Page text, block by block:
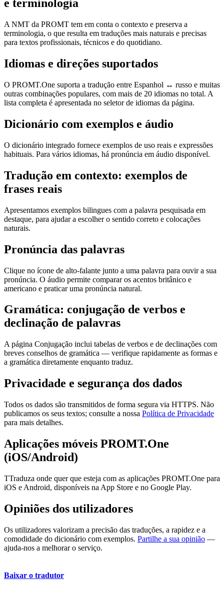
e terminologia
A NMT da PROMT tem em conta o contexto e preserva a
terminologia, o que resulta em traduções mais naturais e precisas
para textos profissionais, técnicos e do quotidiano.
Idiomas e direções suportados
O PROMT.One suporta a tradução entre Espanhol ↔ russo e muitas
outras combinações populares, com mais de 20 idiomas no total. A
lista completa é apresentada no seletor de idiomas da página.
Dicionário com exemplos e áudio
O dicionário integrado fornece exemplos de uso reais e expressões
habituais. Para vários idiomas, há pronúncia em áudio disponível.
Tradução em contexto: exemplos de
frases reais
Apresentamos exemplos bilingues com a palavra pesquisada em
destaque, para ajudar a escolher o sentido correto e colocações
naturais.
Pronúncia das palavras
Clique no ícone de alto-falante junto a uma palavra para ouvir a sua
pronúncia. O áudio permite comparar os acentos britânico e
americano e praticar uma pronúncia natural.
Gramática: conjugação de verbos e
declinação de palavras
A página Conjugação inclui tabelas de verbos e de declinações com
breves conselhos de gramática — verifique rapidamente as formas e
a gramática diretamente enquanto traduz.
Privacidade e segurança dos dados
Todos os dados são transmitidos de forma segura via HTTPS. Não
publicamos os seus textos; consulte a nossa Política de Privacidade
para mais detalhes.
Aplicações móveis PROMT.One
(iOS/Android)
TTraduza onde quer que esteja com as aplicações PROMT.One para
iOS e Android, disponíveis na App Store e no Google Play.
Opiniões dos utilizadores
Os utilizadores valorizam a precisão das traduções, a rapidez e a
comodidade do dicionário com exemplos. Partilhe a sua opinião —
ajuda-nos a melhorar o serviço.
Baixar o tradutor